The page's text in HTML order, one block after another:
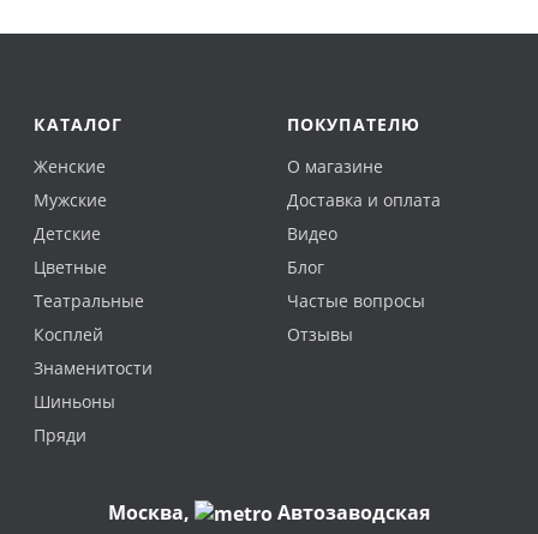
КАТАЛОГ
Женские
Мужские
Детские
Цветные
Театральные
Косплей
Знаменитости
Шиньоны
Пряди
ПОКУПАТЕЛЮ
О магазине
Доставка и оплата
Видео
Блог
Частые вопросы
Отзывы
Москва, Автозаводская